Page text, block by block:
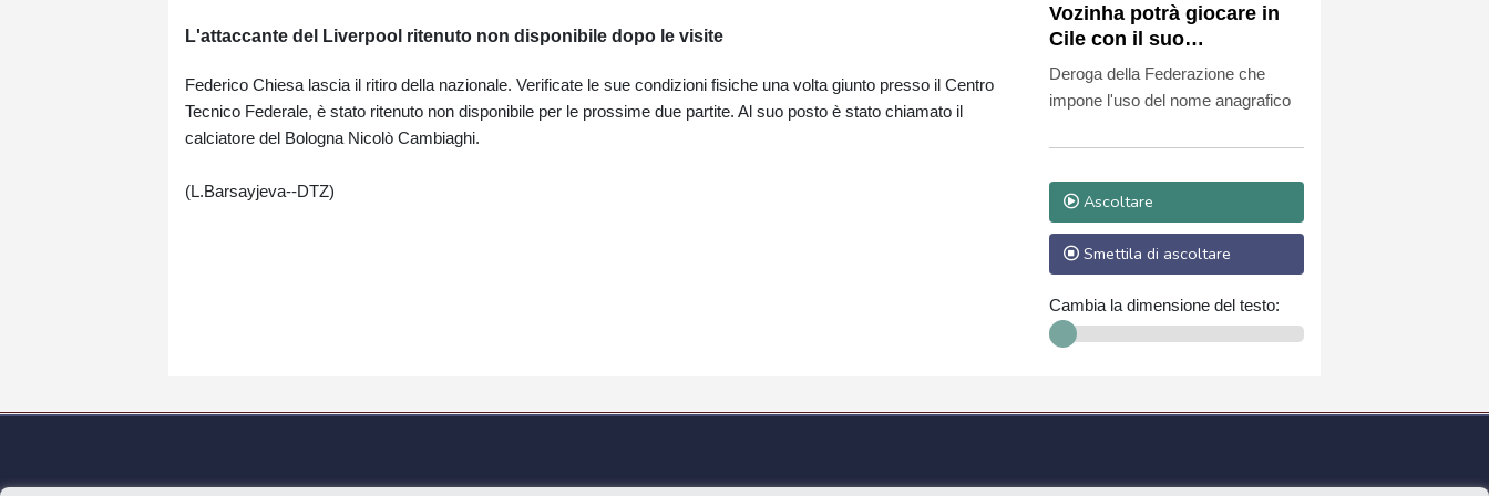
L'attaccante del Liverpool ritenuto non disponibile dopo le visite
Federico Chiesa lascia il ritiro della nazionale. Verificate le sue condizioni fisiche una volta giunto presso il Centro
Tecnico Federale, è stato ritenuto non disponibile per le prossime due partite. Al suo posto è stato chiamato il
calciatore del Bologna Nicolò Cambiaghi.
(L.Barsayjeva--DTZ)
Vozinha potrà giocare in
Cile con il suo
soprannome sulla maglia
Deroga della Federazione che
impone l'uso del nome anagrafico
Ascoltare
Smettila di ascoltare
Cambia la dimensione del testo: